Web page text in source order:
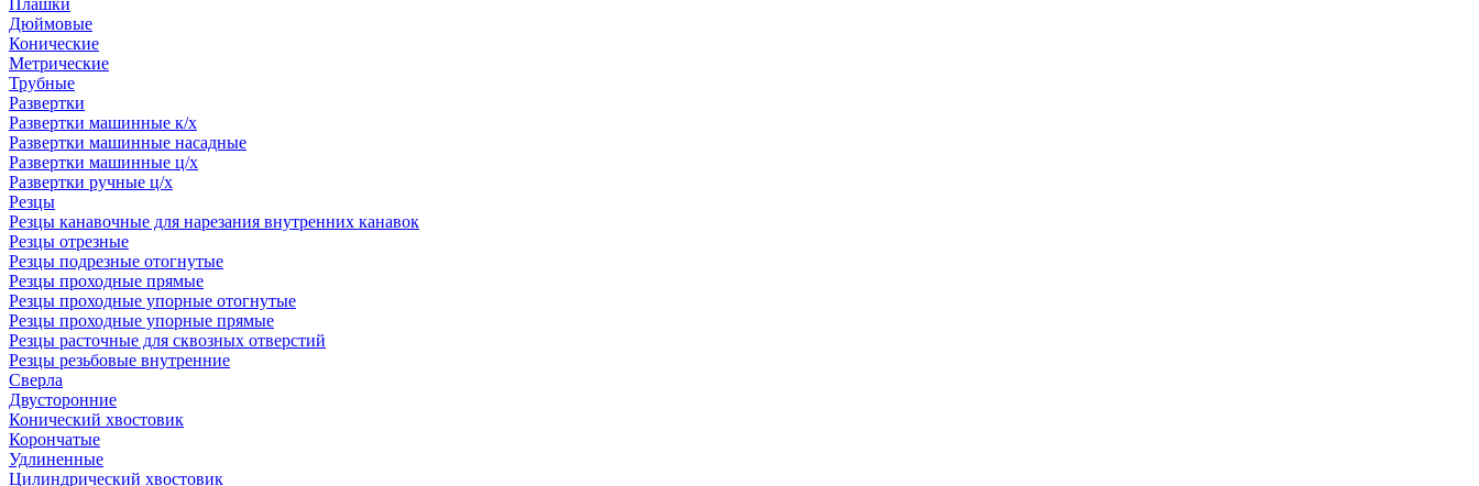
Плашки
Дюймовые
Конические
Метрические
Трубные
Развертки
Развертки машинные к/х
Развертки машинные насадные
Развертки машинные ц/х
Развертки ручные ц/х
Резцы
Резцы канавочные для нарезания внутренних канавок
Резцы отрезные
Резцы подрезные отогнутые
Резцы проходные прямые
Резцы проходные упорные отогнутые
Резцы проходные упорные прямые
Резцы расточные для сквозных отверстий
Резцы резьбовые внутренние
Сверла
Двусторонние
Конический хвостовик
Корончатые
Удлиненные
Цилиндрический хвостовик